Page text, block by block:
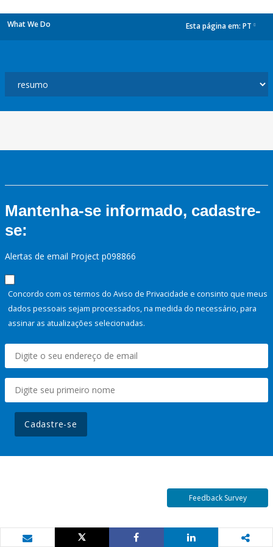
What We Do Esta página em: PT
Mantenha-se informado, cadastre-
se:
Alertas de email Project p098866
Concordo com os termos do Aviso de Privacidade e consinto que meus
dados pessoais sejam processados, na medida do necessário, para
assinar as atualizações selecionadas.
Cadastre-se
Feedback Survey